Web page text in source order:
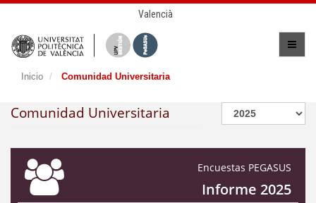
Valencià
Inicio Comunidad Universitaria
Comunidad Universitaria
Encuestas PEGASUS
Informe 2025